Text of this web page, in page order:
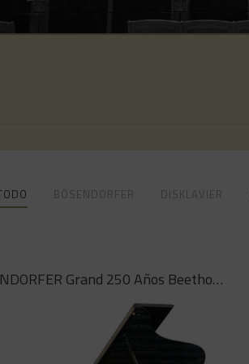
BÖSENDORFER DISKLAVIER
BÖSENDORFER Grand 250 Años Beethoven